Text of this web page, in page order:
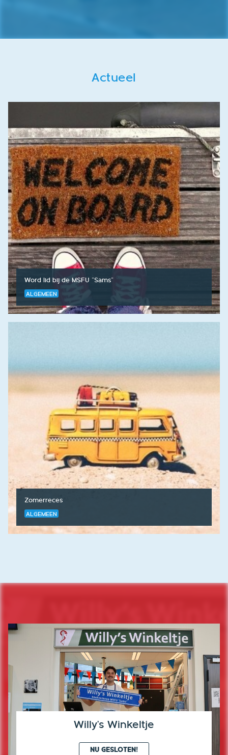
Actueel
Word lid bij de MSFU "Sams"
ALGEMEEN
Zomerreces
ALGEMEEN
Willy's Winkeltje
NU GESLOTEN!